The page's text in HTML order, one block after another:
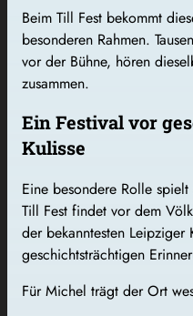
Beim Till Fest bekommt
besonderen Rahmen.
vor der Bühne, hören
zusammen.
Ein Festival vor
Kulisse
Eine besondere Rolle
Till Fest findet vor dem
der bekanntesten Leipziger
geschichtsträchtigen
Für Michel trägt der Ort